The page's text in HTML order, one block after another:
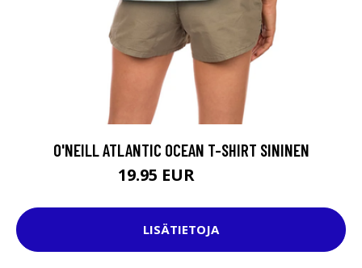
O'NEILL ATLANTIC OCEAN T-SHIRT SININEN
19.95 EUR
LISÄTIETOJA